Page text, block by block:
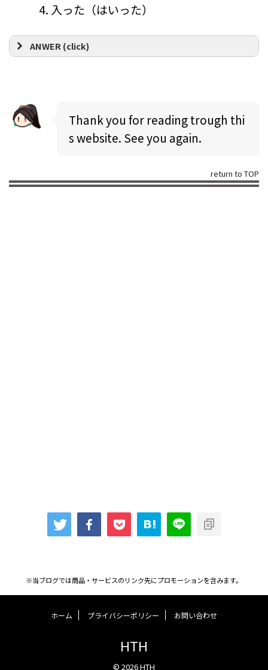
入った（はいった）
ANWER (click)
Thank you for reading trough thi
s website. See you again.
return to TOP
※当ブログでは商品・サービスのリンク先にプロモーションを含みます。
ホーム プライバシーポリシー お問い合わせ
HTH
© 2026 HTH